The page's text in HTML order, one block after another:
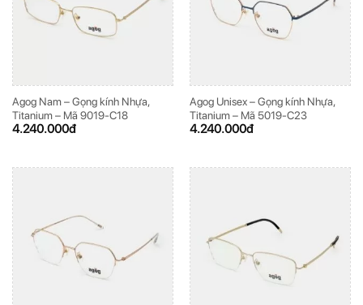
Agog Nam – Gọng kính Nhựa,
Titanium – Mã 9019-C18
4.240.000đ
Agog Unisex – Gọng kính Nhựa,
Titanium – Mã 5019-C23
4.240.000đ